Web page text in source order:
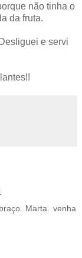
não tinha o
da fruta.
e servi
Marta. venha